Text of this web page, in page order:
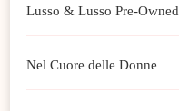
Lusso & Lusso Pre-Owned
Nel Cuore delle Donne